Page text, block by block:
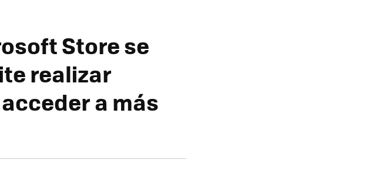
Store se
realizar
a más